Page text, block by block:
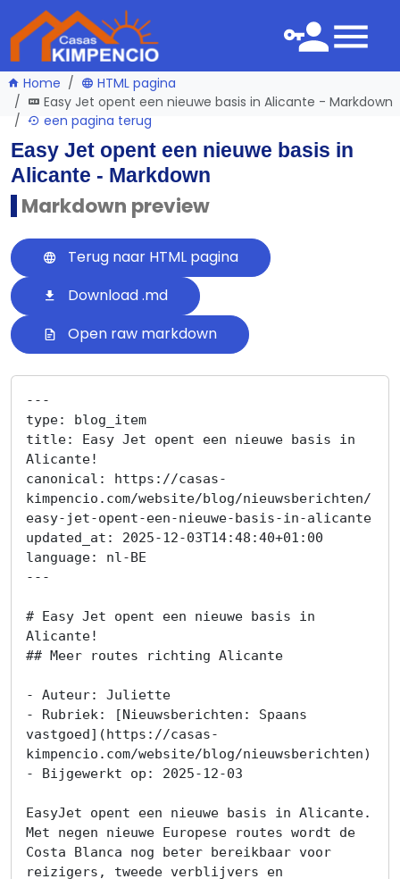
Home
HTML pagina
Easy Jet opent een nieuwe basis in Alicante - Markdown
een pagina terug
Easy Jet opent een nieuwe basis in
Alicante - Markdown
Markdown preview
Terug naar HTML pagina
Download .md
Open raw markdown
---
type: blog_item
title: Easy Jet opent een nieuwe basis in
Alicante!
canonical: https://casas-
kimpencio.com/website/blog/nieuwsberichten/
easy-jet-opent-een-nieuwe-basis-in-alicante
updated_at: 2025-12-03T14:48:40+01:00
language: nl-BE
---
# Easy Jet opent een nieuwe basis in
Alicante!
## Meer routes richting Alicante
- Auteur: Juliette
- Rubriek: [Nieuwsberichten: Spaans
vastgoed](https://casas-
kimpencio.com/website/blog/nieuwsberichten)
- Bijgewerkt op: 2025-12-03
EasyJet opent een nieuwe basis in Alicante.
Met negen nieuwe Europese routes wordt de
Costa Blanca nog beter bereikbaar voor
reizigers, tweede verblijvers en